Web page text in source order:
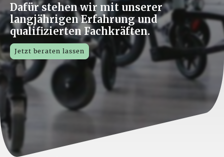
Dafür stehen wir mit unserer
langjährigen Erfahrung und
qualifizierten Fachkräften.
Jetzt beraten lassen